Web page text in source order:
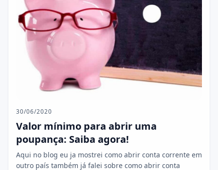
30/06/2020
Valor mínimo para abrir uma
poupança: Saiba agora!
Aqui no blog eu ja mostrei como abrir conta corrente em
outro país também já falei sobre como abrir conta